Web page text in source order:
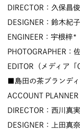
DIRECTOR：久保昌
DESIGNER：鈴木紀子
ENGINEER：宇根梓*
PHOTOGRAPHER：
EDITOR（メディア
■島田の茶ブランデ
ACCOUNT
DIRECTOR：西川真
DESIGNER：上田真